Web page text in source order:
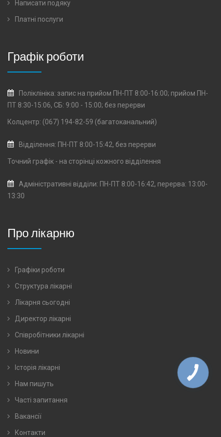
Написати подяку
Платні послуги
Графік роботи
Поліклініка: запис на прийом ПН-ПТ 8:00-16:00; прийом ПН-
ПТ 8:30-15:06, СБ: 9:00 - 15:00; без перерви
Колцентр: (067) 194-82-59 (багатоканальний)
Відділення: ПН-ПТ 8:00-15:42, без перерви
Точний графік - на сторінці кожного відділення
Адміністративні відділи: ПН-ПТ 8:00-16:42, перерва: 13:00-
13:30
Про лікарню
Графіки роботи
Структура лікарні
Лікарня сьогодні
Директор лікарні
Співробітники лікарні
Новини
Історія лікарні
Нам пишуть
Часті запитання
Вакансії
Контакти